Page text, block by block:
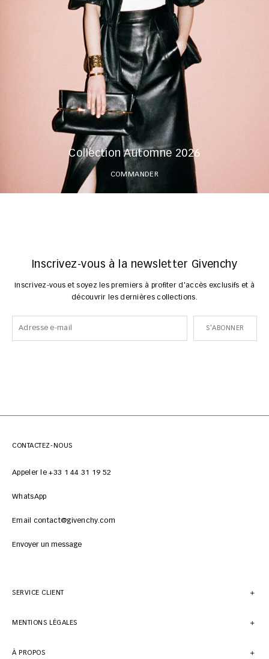
Collection Automne 2026
COMMANDER
Inscrivez-vous à la newsletter Givenchy
Inscrivez-vous et soyez les premiers à profiter d'accès exclusifs et à
découvrir les dernières collections.
S'ABONNER
CONTACTEZ-NOUS
Appeler le +33 1 44 31 19 52
WhatsApp
Email contact@givenchy.com
Envoyer un message
SERVICE CLIENT
MENTIONS LÉGALES
À PROPOS